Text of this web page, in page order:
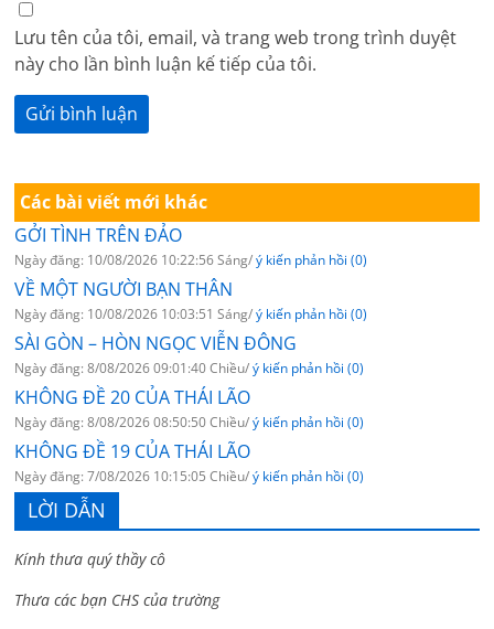
Lưu tên của tôi, email, và trang web trong trình duyệt
này cho lần bình luận kế tiếp của tôi.
Các bài viết mới khác
GỞI TÌNH TRÊN ĐẢO
Ngày đăng: 10/08/2026 10:22:56 Sáng/ý kiến phản hồi (0)
VỀ MỘT NGƯỜI BẠN THÂN
Ngày đăng: 10/08/2026 10:03:51 Sáng/ý kiến phản hồi (0)
SÀI GÒN – HÒN NGỌC VIỄN ĐÔNG
Ngày đăng: 8/08/2026 09:01:40 Chiều/ý kiến phản hồi (0)
KHÔNG ĐỀ 20 CỦA THÁI LÃO
Ngày đăng: 8/08/2026 08:50:50 Chiều/ý kiến phản hồi (0)
KHÔNG ĐỀ 19 CỦA THÁI LÃO
Ngày đăng: 7/08/2026 10:15:05 Chiều/ý kiến phản hồi (0)
LỜI DẪN
Kính thưa quý thầy cô
Thưa các bạn CHS của trường